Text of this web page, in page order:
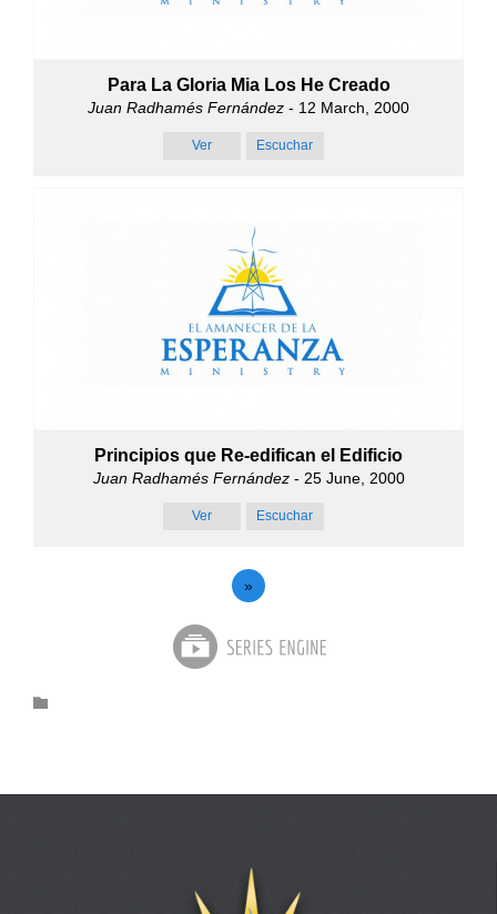
Para La Gloria Mia Los He Creado
Juan Radhamés Fernández - 12 March, 2000
Ver Escuchar
Principios que Re-edifican el Edificio
Juan Radhamés Fernández- 25 June, 2000
Ver Escuchar
»
